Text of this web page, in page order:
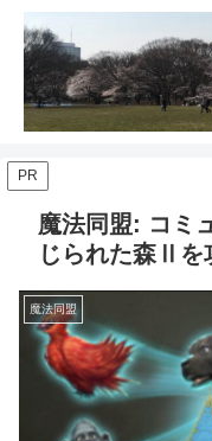
PR
魔法同盟: コミ
じられた森Ⅱを
魔法同盟